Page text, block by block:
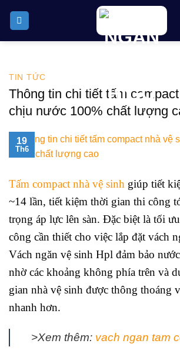
TIN TỨC
Thông tin chi tiết tấm
chịu nước 100% chất lượng
19
Th6
Tấm compact nhà vệ sinh giúp tiết
~14 lần, tiết kiệm thời gian thi công
trọng áp lực lên sàn. Đặc biệt là tối
công cần thiết cho việc lắp đặt vách
Vách ngăn vệ sinh Hpl đảm bảo
nhờ các khoảng không phía trên và
gian nhà vệ sinh được thông thoáng
nhanh hơn.
>Xem thêm: vach ngan tam